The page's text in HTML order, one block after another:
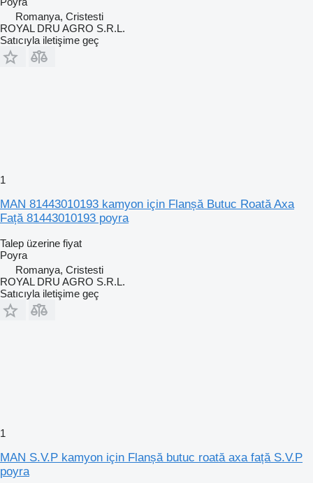
Romanya, Cristesti
ROYAL DRU AGRO S.R.L.
Satıcıyla iletişime geç
1
MAN 81443010193 kamyon için Flanșă Butuc Roată Axa
Față 81443010193 poyra
Talep üzerine fiyat
Poyra
Romanya, Cristesti
ROYAL DRU AGRO S.R.L.
Satıcıyla iletişime geç
1
MAN S.V.P kamyon için Flanșă butuc roată axa față S.V.P
poyra